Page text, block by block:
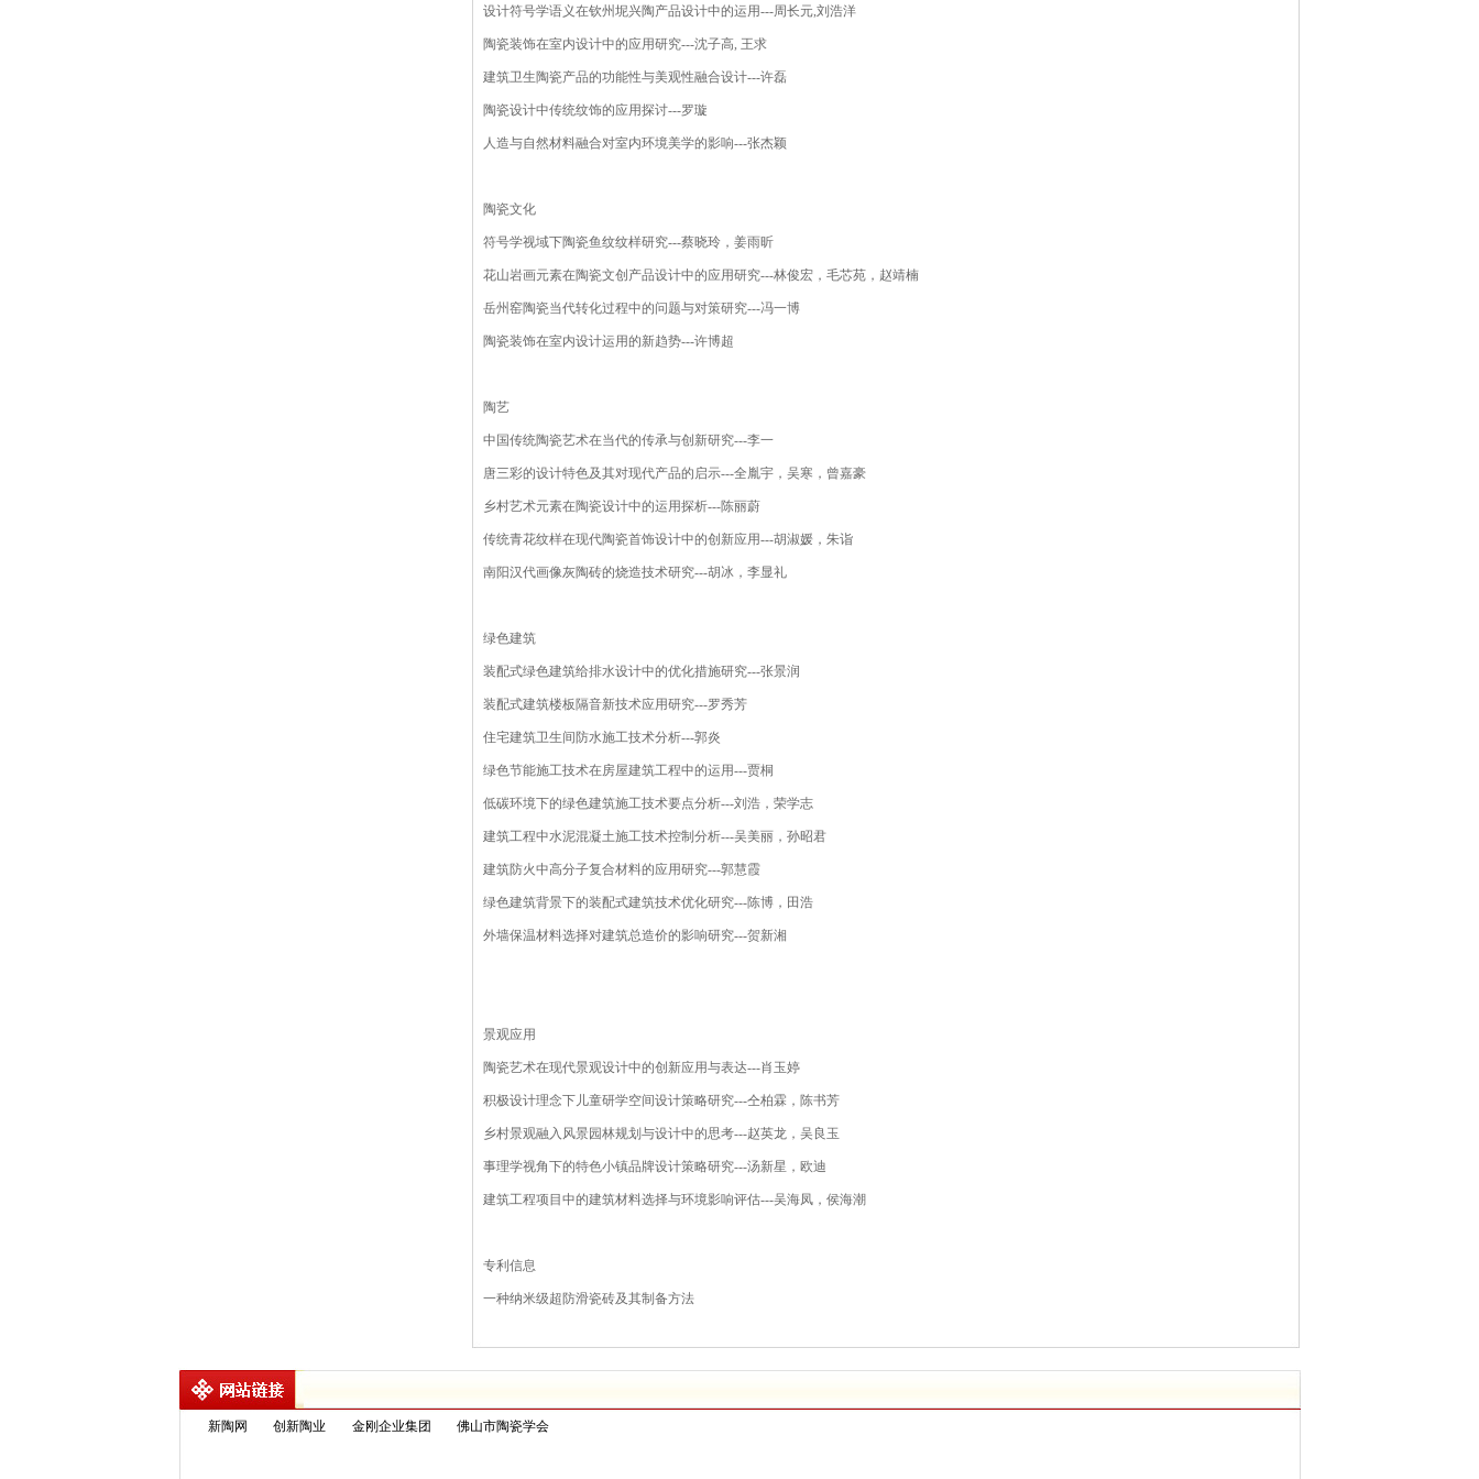
设计符号学语义在钦州坭兴陶产品设计中的运用---周长元,刘浩洋
陶瓷装饰在室内设计中的应用研究---沈子高, 王求
建筑卫生陶瓷产品的功能性与美观性融合设计---许磊
陶瓷设计中传统纹饰的应用探讨---罗璇
人造与自然材料融合对室内环境美学的影响---张杰颖
陶瓷文化
符号学视域下陶瓷鱼纹纹样研究---蔡晓玲，姜雨昕
花山岩画元素在陶瓷文创产品设计中的应用研究---林俊宏，毛芯苑，赵靖楠
岳州窑陶瓷当代转化过程中的问题与对策研究---冯一博
陶瓷装饰在室内设计运用的新趋势---许博超
陶艺
中国传统陶瓷艺术在当代的传承与创新研究---李一
唐三彩的设计特色及其对现代产品的启示---全胤宇，吴寒，曾嘉豪
乡村艺术元素在陶瓷设计中的运用探析---陈丽蔚
传统青花纹样在现代陶瓷首饰设计中的创新应用---胡淑媛，朱诣
南阳汉代画像灰陶砖的烧造技术研究---胡冰，李显礼
绿色建筑
装配式绿色建筑给排水设计中的优化措施研究---张景润
装配式建筑楼板隔音新技术应用研究---罗秀芳
住宅建筑卫生间防水施工技术分析---郭炎
绿色节能施工技术在房屋建筑工程中的运用---贾桐
低碳环境下的绿色建筑施工技术要点分析---刘浩，荣学志
建筑工程中水泥混凝土施工技术控制分析---吴美丽，孙昭君
建筑防火中高分子复合材料的应用研究---郭慧霞
绿色建筑背景下的装配式建筑技术优化研究---陈博，田浩
外墙保温材料选择对建筑总造价的影响研究---贺新湘
景观应用
陶瓷艺术在现代景观设计中的创新应用与表达---肖玉婷
积极设计理念下儿童研学空间设计策略研究---仝柏霖，陈书芳
乡村景观融入风景园林规划与设计中的思考---赵英龙，吴良玉
事理学视角下的特色小镇品牌设计策略研究---汤新星，欧迪
建筑工程项目中的建筑材料选择与环境影响评估---吴海凤，侯海潮
专利信息
一种纳米级超防滑瓷砖及其制备方法
新陶网 创新陶业 金刚企业集团 佛山市陶瓷学会